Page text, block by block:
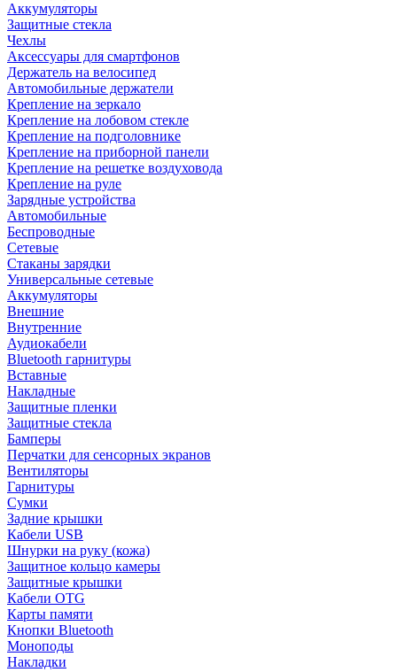
Аккумуляторы
Защитные стекла
Чехлы
Аксессуары для смартфонов
Держатель на велосипед
Автомобильные держатели
Крепление на зеркало
Крепление на лобовом стекле
Крепление на подголовнике
Крепление на приборной панели
Крепление на решетке воздуховода
Крепление на руле
Зарядные устройства
Автомобильные
Беспроводные
Сетевые
Стаканы зарядки
Универсальные сетевые
Аккумуляторы
Внешние
Внутренние
Аудиокабели
Bluetooth гарнитуры
Вставные
Накладные
Защитные пленки
Защитные стекла
Бамперы
Перчатки для сенсорных экранов
Вентиляторы
Гарнитуры
Сумки
Задние крышки
Кабели USB
Шнурки на руку (кожа)
Защитное кольцо камеры
Защитные крышки
Кабели OTG
Карты памяти
Кнопки Bluetooth
Моноподы
Накладки